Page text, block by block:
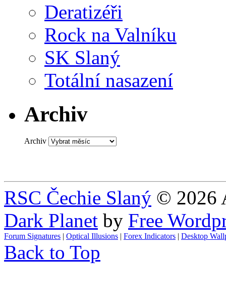
Deratizéři
Rock na Valníku
SK Slaný
Totální nasazení
Archiv
Archiv
RSC Čechie Slaný © 2026
Dark Planet by Free
Forum Signatures | Optical Illusions | Forex Indicators | Desktop
Back to Top